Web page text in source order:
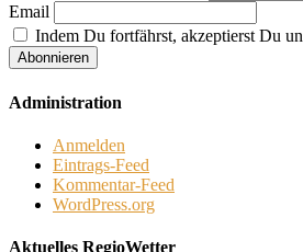
Email
Indem Du fortfährst, akzeptierst Du
Administration
Anmelden
Eintrags-Feed
Kommentar-Feed
WordPress.org
Aktuelles RegioWetter